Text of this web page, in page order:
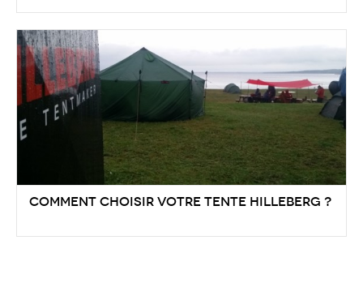
Comment choisir votre tente Hilleberg ?